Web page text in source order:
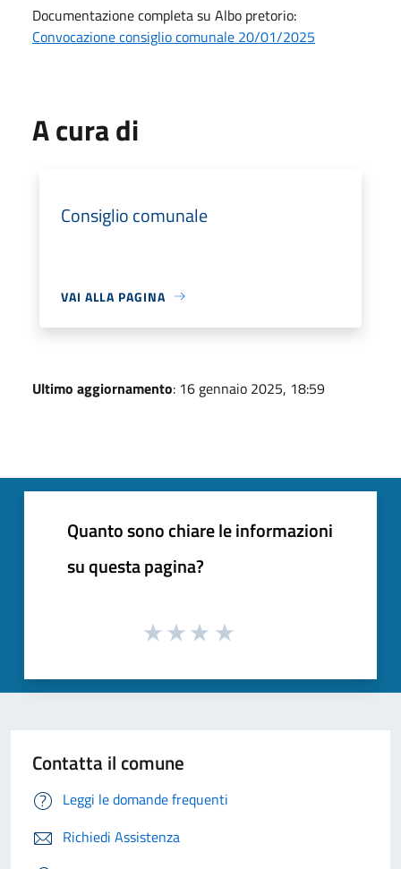
Documentazione completa su Albo pretorio:
Convocazione consiglio comunale 20/01/2025
A cura di
Consiglio comunale
VAI ALLA PAGINA
Ultimo aggiornamento: 16 gennaio 2025, 18:59
Quanto sono chiare le informazioni
su questa pagina?
Contatta il comune
Leggi le domande frequenti
Richiedi Assistenza